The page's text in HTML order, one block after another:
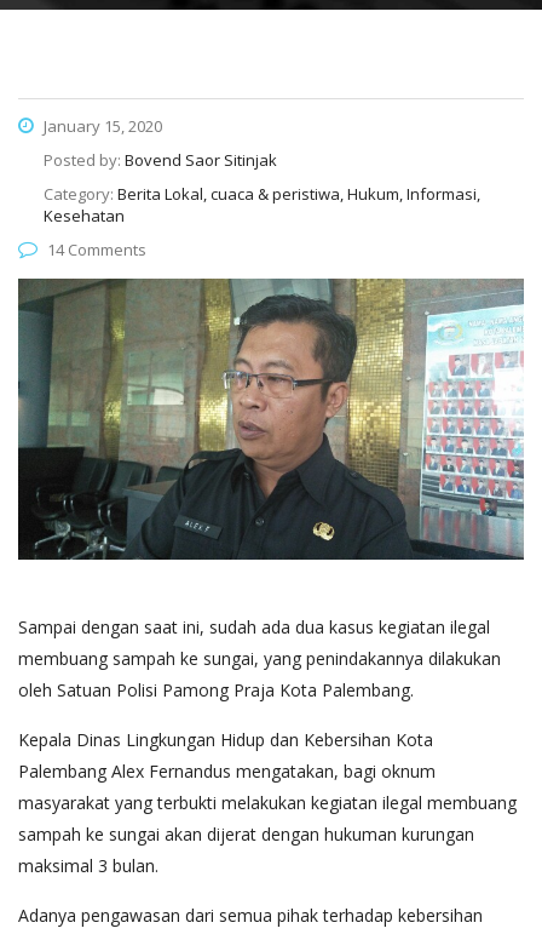
January 15, 2020
Posted by: Bovend Saor Sitinjak
Category: Berita Lokal, cuaca & peristiwa, Hukum, Informasi,
Kesehatan
14 Comments
Sampai dengan saat ini, sudah ada dua kasus kegiatan ilegal
membuang sampah ke sungai, yang penindakannya dilakukan
oleh Satuan Polisi Pamong Praja Kota Palembang.
Kepala Dinas Lingkungan Hidup dan Kebersihan Kota
Palembang Alex Fernandus mengatakan, bagi oknum
masyarakat yang terbukti melakukan kegiatan ilegal membuang
sampah ke sungai akan dijerat dengan hukuman kurungan
maksimal 3 bulan.
Adanya pengawasan dari semua pihak terhadap kebersihan